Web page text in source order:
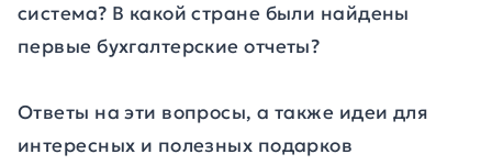
система? В какой стране были найдены
первые бухгалтерские отчеты?
Ответы на эти вопросы, а также идеи для
интересных и полезных подарков